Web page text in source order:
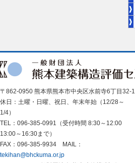
〒862-0950 熊本県熊本市中央区水前寺6丁目32-1
休日：土曜・日曜、祝日、年末年始（12/28～
1/4）
TEL：096-385-0991（受付時間 8:30～12:00
13:00～16:30まで）
FAX：096-385-9934 MAIL：
tekihan@bhckuma.or.jp